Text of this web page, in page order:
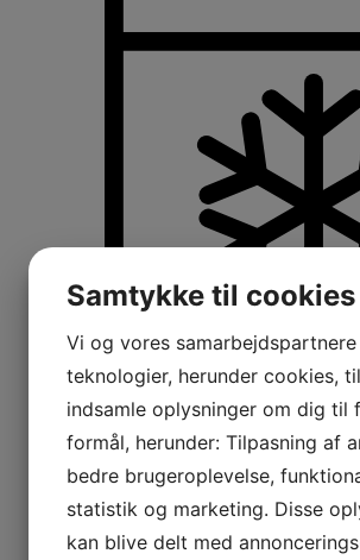
Køle-/fryseskabe
Fritstående køle-/
Integrerbare køle-/
Køleskabe med
Amerikanerkøleskabe
Samtykke til cookies
Vi og vores
teknologier, herunder cookies,
indsamle oplysninger om dig til
formål, herunder: Tilpasning af
bedre brugeroplevelse,
statistik og marketing. Disse
kan blive delt med